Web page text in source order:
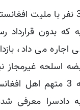
در این عملیات 3 نفر با
که بدون قرارداد
اجاره می داد،
ها 2 قبضه اسلحه
شد. در حالی که 3 متهم
دادسرا معرفی